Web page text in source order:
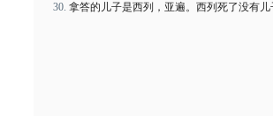
拿答的儿子是西列，亚遍。西列死了没有儿